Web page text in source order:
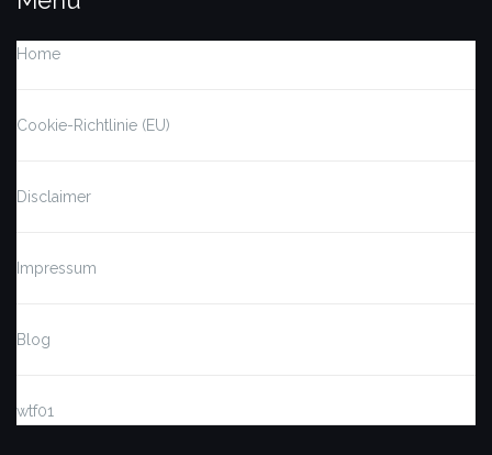
Home
Cookie-Richtlinie (EU)
Disclaimer
Impressum
Blog
wtf01